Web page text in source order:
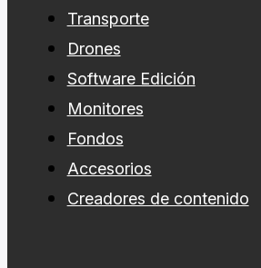
Transporte
Drones
Software Edición
Monitores
Fondos
Accesorios
Creadores de contenido